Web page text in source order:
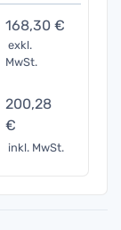
168,30 €
exkl.
MwSt.
200,28
€
inkl. MwSt.